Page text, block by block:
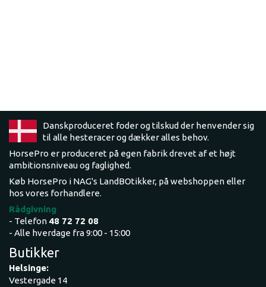
Danskproduceret foder og tilskud der henvender sig
til alle hesteracer og dækker alles behov.
HorsePro er produceret på egen fabrik drevet af et højt
ambitionsniveau og faglighed.
Køb HorsePro i NAG's LandBOtikker, på webshoppen eller
hos vores forhandlere.
Rådgivning
- Telefon 48 72 72 08
- Alle hverdage fra 9:00 - 15:00
Butikker
Helsinge:
Vestergade 14